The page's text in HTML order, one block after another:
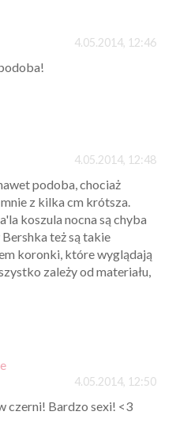
4.05.2014, 12:46
4.05.2014, 12:48
podoba, chociaż
z kilka cm krótsza.
koszula nocna są chyba
też są takie
koronki, które wyglądają
zależy od materiału,
4.05.2014, 12:50
czerni! Bardzo sexi! <3